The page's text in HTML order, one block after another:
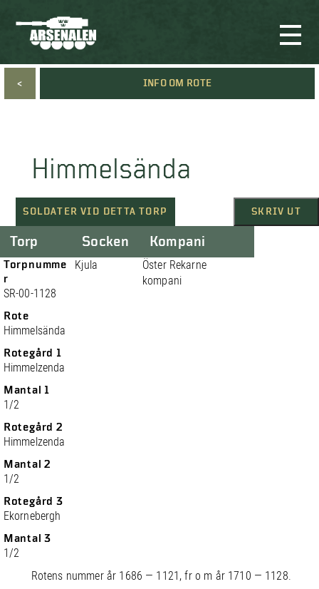
< INFO OM ROTE
Himmelsända
SOLDATER VID DETTA TORP SKRIV UT
Torp
Torpnumme
r
SR-00-1128
Rote
Himmelsända
Rotegård 1
Himmelzenda
Mantal 1
1/2
Rotegård 2
Himmelzenda
Mantal 2
1/2
Rotegård 3
Ekornebergh
Mantal 3
1/2
Socken
Kjula
Kompani
Öster Rekarne
kompani
Rotens nummer år 1686 — 1121, fr o m år 1710 — 1128.